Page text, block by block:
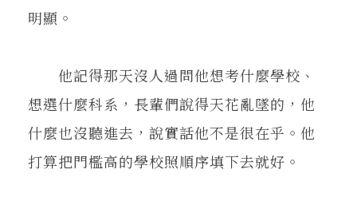
明顯。
他記得那天沒人過問他想考什麼學校、
想選什麼科系，長輩們說得天花亂墜的，他
什麼也沒聽進去，說實話他不是很在乎。他
打算把門檻高的學校照順序填下去就好。